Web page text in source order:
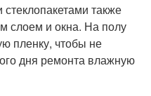
также
слоем и окна. На полу
пленку, чтобы не
дня ремонта влажную